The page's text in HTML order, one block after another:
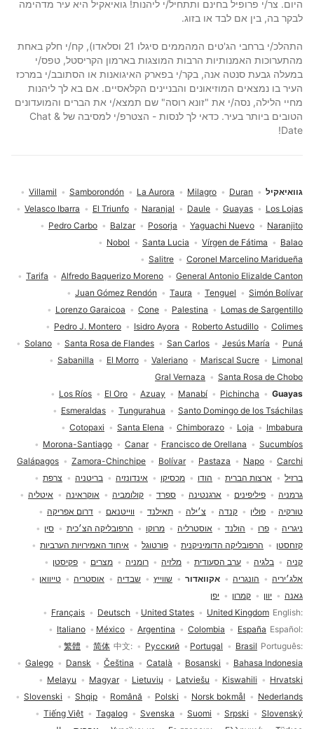
היום. צר/י פרופיל בחינם ותתחיל/י ליהנות! גואיאקיל היא עיר מדהימה
לבקר בה, בין אם לבד או בזוג.
התהלכ/י ברחבי הג'טים המהממים סיגלו 21 וסלאדו), קח/י חלק באחת
מהתערוכות האמנותיות הרבות המוצגות בארמון הקריסטל, טפס/י
במעלה גבעת סנטה אנה, בקר/י בפארק האיגואנות או הסתובב/י במרכז
העיר בו נמצאים המוזיאונים והבניינים הקלאסיים. אם בא לך ליהנות
מחיי הלילה, נסה/י את "זונא רוסה" שם תמצא/י את הברים והמועדונים
הטובים ביותר בעיר. כדאי לך לנסות - הצטרפ/י למסיבה של Chat &
Date!
בחירת שפה
English
United Kingdom
United States
Deutsch
Français
Español
España
Colombia
Argentina
México
Italiano
Português
Brasil
Portugal
Русский
中文
简体
繁體
Bahasa Indonesia
Bosanski
Català
Čeština
Dansk
Galego
Hrvatski
Kiswahili
Latviešu
Lietuvių
Magyar
Melayu
Nederlands
Norsk bokmål
Polski
Română
Shqip
Slovenski
Slovenský
Srpski
Suomi
Svenska
Tagalog
Tiếng Việt
ברזיל ארצות הברית הודו מכסיקו אינדונזיה בריטניה
צרפת
גרמניה
פיליפינים ארגנטינה ספרד קולומביה אוקראינה
איטליה
טורקיה
פולין קנדה צ׳ילה תאילנד ווייטנאם
דרום אפריקה
ניגריה
פרו הולנד אוסטרליה מרוקו הרפובליקה הצ׳כית
סין
קזחסטן
הרפובליקה הדומיניקנית פורטוגל
איחוד האמירויות הערביות
קניה
בלגיה ערב הסעודית מלזיה רומניה מצרים
פקיסטן
אלג׳יריה
הונגריה אקוואדור שווייץ שבדיה אוסטריה
טייוואן
גאנה
יוון קמרון יפן
Guayas
Pichincha
Manabí
Azuay
El Oro
Los Ríos
Santo Domingo de los Tsáchilas
Tungurahua
Esmeraldas
Imbabura
Loja
Chimborazo
Santa Elena
Cotopaxi
Sucumbíos
Francisco de Orellana
Canar
Morona-Santiago
Carchi
Napo
Pastaza
Bolívar
Zamora-Chinchipe
Galápagos
גוואיאקיל Duran
Milagro
La Aurora
Samborondón
Villamil
Los Lojas
Guayas
Daule
Naranjal
El Triunfo
Velasco Ibarra
Naranjito
Yaguachi Nuevo
Posorja
Balzar
Pedro Carbo
Balao
Vírgen de Fátima
Santa Lucia
Nobol
Coronel Marcelino Maridueña
Salitre
General Antonio Elizalde Canton
Alfredo Baquerizo Moreno
Tarifa
Simón Bolívar
Tenguel
Taura
Juan Gómez Rendón
Lomas de Sargentillo
Palestina
Cone
Lorenzo Garaicoa
Colimes
Roberto Astudillo
Isidro Ayora
Pedro J. Montero
Puná
Jesús María
San Carlos
Santa Rosa de Flandes
Solano
Limonal
Mariscal Sucre
Valeriano
El Morro
Sabanilla
Santa Rosa de Chobo
Gral Vernaza